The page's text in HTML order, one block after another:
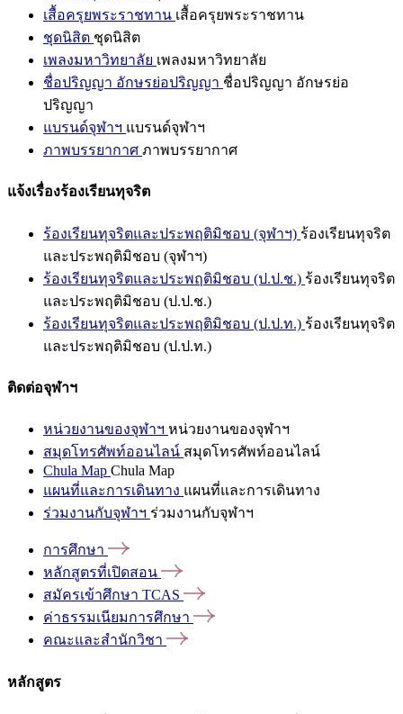
เสื้อครุยพระราชทาน เสื้อครุยพระราชทาน
ชุดนิสิต ชุดนิสิต
เพลงมหาวิทยาลัย เพลงมหาวิทยาลัย
ชื่อปริญญา อักษรย่อปริญญา ชื่อปริญญา อักษรย่อ
ปริญญา
แบรนด์จุฬาฯ แบรนด์จุฬาฯ
ภาพบรรยากาศ ภาพบรรยากาศ
แจ้งเรื่องร้องเรียนทุจริต
ร้องเรียนทุจริตและประพฤติมิชอบ (จุฬาฯ) ร้องเรียนทุจริต
และประพฤติมิชอบ (จุฬาฯ)
ร้องเรียนทุจริตและประพฤติมิชอบ (ป.ป.ช.) ร้องเรียนทุจริต
และประพฤติมิชอบ (ป.ป.ช.)
ร้องเรียนทุจริตและประพฤติมิชอบ (ป.ป.ท.) ร้องเรียนทุจริต
และประพฤติมิชอบ (ป.ป.ท.)
ติดต่อจุฬาฯ
หน่วยงานของจุฬาฯ หน่วยงานของจุฬาฯ
สมุดโทรศัพท์ออนไลน์ สมุดโทรศัพท์ออนไลน์
Chula Map Chula Map
แผนที่และการเดินทาง แผนที่และการเดินทาง
ร่วมงานกับจุฬาฯ ร่วมงานกับจุฬาฯ
การศึกษา
หลักสูตรที่เปิดสอน
สมัครเข้าศึกษา TCAS
ค่าธรรมเนียมการศึกษา
คณะและสำนักวิชา
หลักสูตร